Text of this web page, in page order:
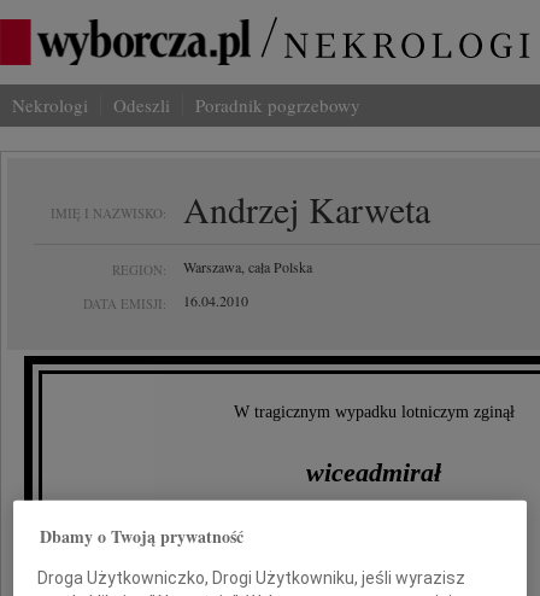
Nekrologi Odeszli Poradnik pogrzebowy
IMIĘ I NAZWISKO: Andrzej Karweta
REGION: Warszawa, cała Polska
DATA EMISJI: 16.04.2010
W tragicznym wypadku lotniczym zginął
wiceadmirał
Dowódca Marynarki Wojennej RP,
Dbamy o Twoją prywatność
Droga Użytkowniczko, Drogi Użytkowniku, jeśli wyrazisz